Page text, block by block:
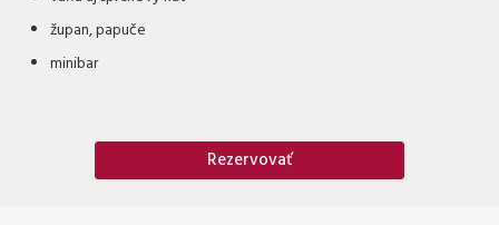
župan, papuče
minibar
Rezervovať